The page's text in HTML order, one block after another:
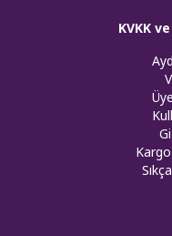
KVKK